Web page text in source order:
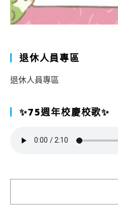
退休人員專區
退休人員專區
✨75週年校慶校歌✨